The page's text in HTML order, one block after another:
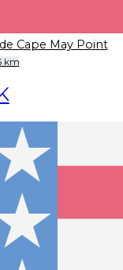
Cape May Point
km